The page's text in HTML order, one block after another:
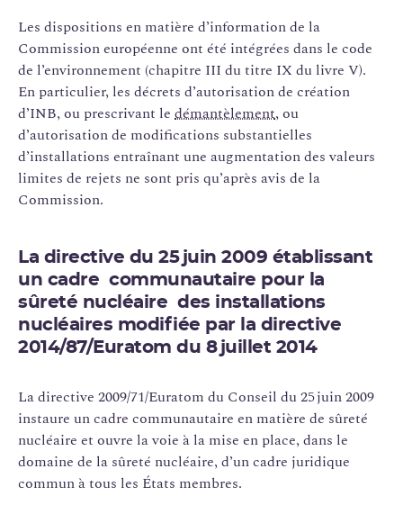
Les dispositions en matière d’information de la
Commission européenne ont été intégrées dans le code
de l’environnement (chapitre III du titre IX du livre V).
En particulier, les décrets d’autorisation de création
d’INB, ou prescrivant le démantèlement, ou
d’autorisation de modifications substantielles
d’installations entraînant une augmentation des valeurs
limites de rejets ne sont pris qu’après avis de la
Commission.
La directive du 25 juin 2009 établissant
un cadre communautaire pour la
sûreté nucléaire des installations
nucléaires modifiée par la directive
2014/87/Euratom du 8 juillet 2014
La directive 2009/71/Euratom du Conseil du 25 juin 2009
instaure un cadre communautaire en matière de sûreté
nucléaire et ouvre la voie à la mise en place, dans le
domaine de la sûreté nucléaire, d’un cadre juridique
commun à tous les États membres.